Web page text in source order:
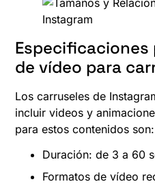
Especificaciones
de vídeo para
Los carruseles de
incluir videos y
para estos contenidos son:
Duración: de 3 a 60
Formatos de vídeo